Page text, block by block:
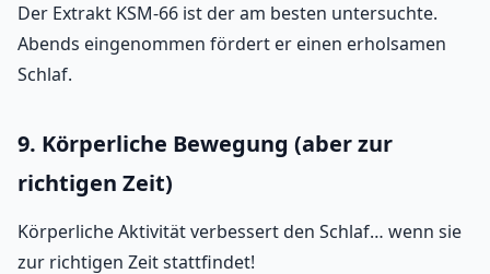
Der Extrakt KSM-66 ist der am besten untersuchte.
Abends eingenommen fördert er einen erholsamen
Schlaf.
9. Körperliche Bewegung (aber zur
richtigen Zeit)
Körperliche Aktivität verbessert den Schlaf… wenn sie
zur richtigen Zeit stattfindet!